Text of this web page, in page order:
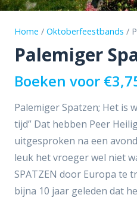
Home / Oktoberfeestbands /
Palemiger
Boeken voor €
Palemiger Spatzen; Het is
tijd” Dat hebben Peer
uitgesproken na een
leuk het vroeger wel niet
SPATZEN door Europa te
bijna 10 jaar geleden dat